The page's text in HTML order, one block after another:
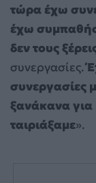
τώρα έχω
έχω
δεν τους
συνεργασίες.
συνεργασίες
ξανάκανα για
ταιριάξαμε».